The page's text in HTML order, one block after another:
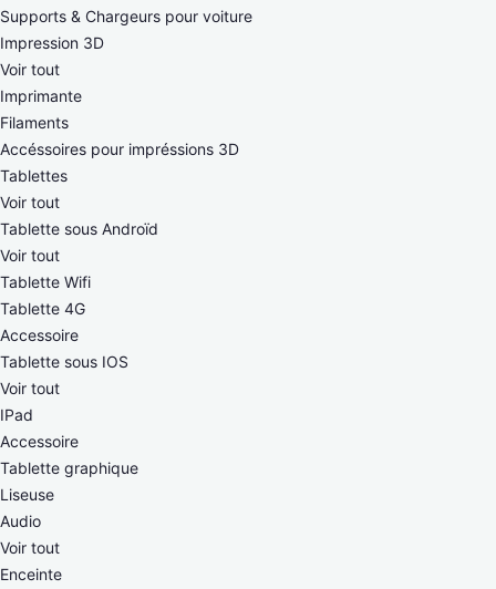
Supports & Chargeurs pour voiture
Impression 3D
Voir tout
Imprimante
Filaments
Accéssoires pour impréssions 3D
Tablettes
Voir tout
Tablette sous Androïd
Voir tout
Tablette Wifi
Tablette 4G
Accessoire
Tablette sous IOS
Voir tout
IPad
Accessoire
Tablette graphique
Liseuse
Audio
Voir tout
Enceinte